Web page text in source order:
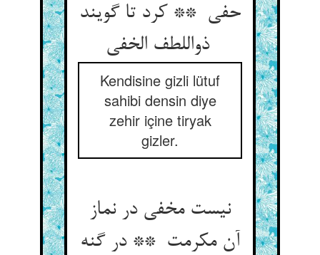
حفی ** کرد تا گویند
ذواللطف الخفی
Kendisine gizli lütuf
sahibi densin diye
zehir içine tiryak
gizler.
نیست مخفی در نماز
آن مکرمت ** در گنه